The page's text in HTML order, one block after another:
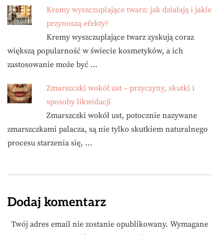
Kremy wyszczuplające twarz: jak działają i jakie
przynoszą efekty?
Kremy wyszczuplające twarz zyskują coraz
większą popularność w świecie kosmetyków, a ich
zastosowanie może być …
Zmarszczki wokół ust – przyczyny, skutki i
sposoby likwidacji
Zmarszczki wokół ust, potocznie nazywane
zmarszczkami palacza, są nie tylko skutkiem naturalnego
procesu starzenia się, …
Dodaj komentarz
Twój adres email nie zostanie opublikowany. Wymagane